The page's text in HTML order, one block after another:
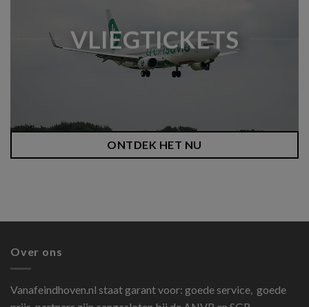
VLIEGTICKETS
ONTDEK HET NU
Over ons
Vanafeindhoven.nl staat garant voor: goede service, goede